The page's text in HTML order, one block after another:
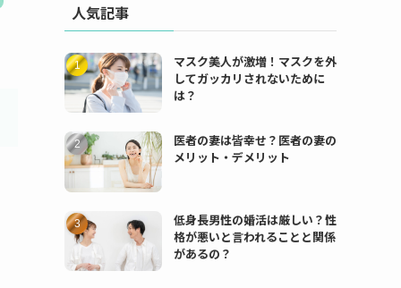
人気記事
マスク美人が激増！マスクを外
してガッカリされないために
は？
医者の妻は皆幸せ？医者の妻の
メリット・デメリット
低身長男性の婚活は厳しい？性
格が悪いと言われることと関係
があるの？